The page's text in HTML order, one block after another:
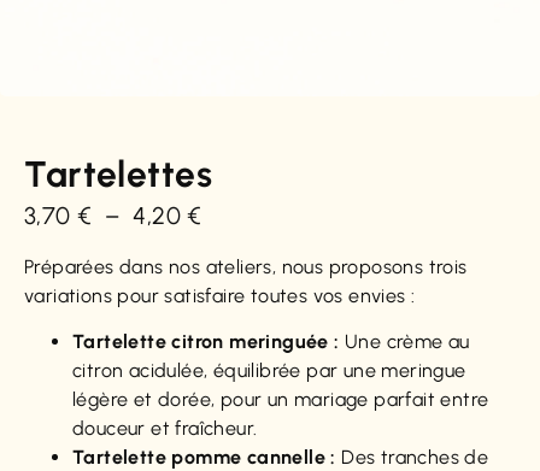
Tartelettes
3,70 € – 4,20€
Préparées dans nos ateliers, nous proposons trois
variations pour satisfaire toutes vos envies :
Tartelette citron meringuée : Une crème au
citron acidulée, équilibrée par une meringue
légère et dorée, pour un mariage parfait entre
douceur et fraîcheur.
Tartelette pomme cannelle : Des tranches de